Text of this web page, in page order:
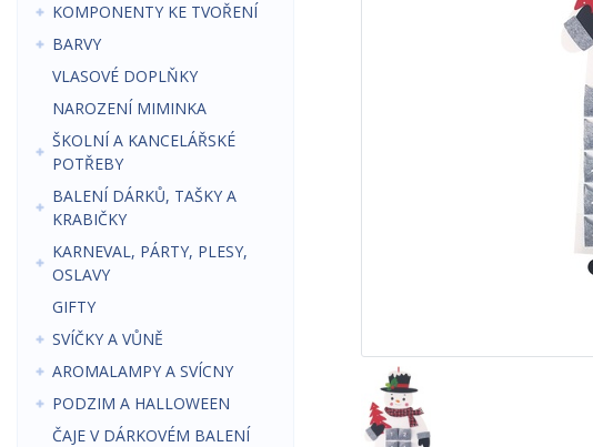
KOMPONENTY KE TVOŘENÍ
BARVY
VLASOVÉ DOPLŇKY
NAROZENÍ MIMINKA
ŠKOLNÍ A KANCELÁŘSKÉ
POTŘEBY
BALENÍ DÁRKŮ, TAŠKY A
KRABIČKY
KARNEVAL, PÁRTY, PLESY,
OSLAVY
GIFTY
SVÍČKY A VŮNĚ
AROMALAMPY A SVÍCNY
PODZIM A HALLOWEEN
ČAJE V DÁRKOVÉM BALENÍ